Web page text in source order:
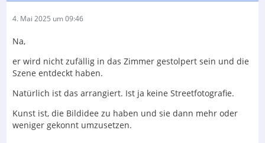
4. Mai 2025 um 09:46
Na,
er wird nicht zufällig in das Zimmer gestolpert sein und die
Szene entdeckt haben.
Natürlich ist das arrangiert. Ist ja keine Streetfotografie.
Kunst ist, die Bildidee zu haben und sie dann mehr oder
weniger gekonnt umzusetzen.